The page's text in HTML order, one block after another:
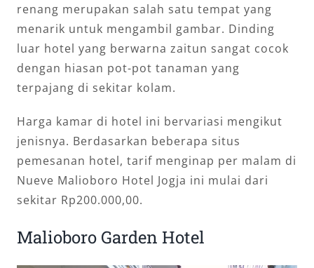
renang merupakan salah satu tempat yang
menarik untuk mengambil gambar. Dinding
luar hotel yang berwarna zaitun sangat cocok
dengan hiasan pot-pot tanaman yang
terpajang di sekitar kolam.
Harga kamar di hotel ini bervariasi mengikut
jenisnya. Berdasarkan beberapa situs
pemesanan hotel, tarif menginap per malam di
Nueve Malioboro Hotel Jogja ini mulai dari
sekitar Rp200.000,00.
Malioboro Garden Hotel